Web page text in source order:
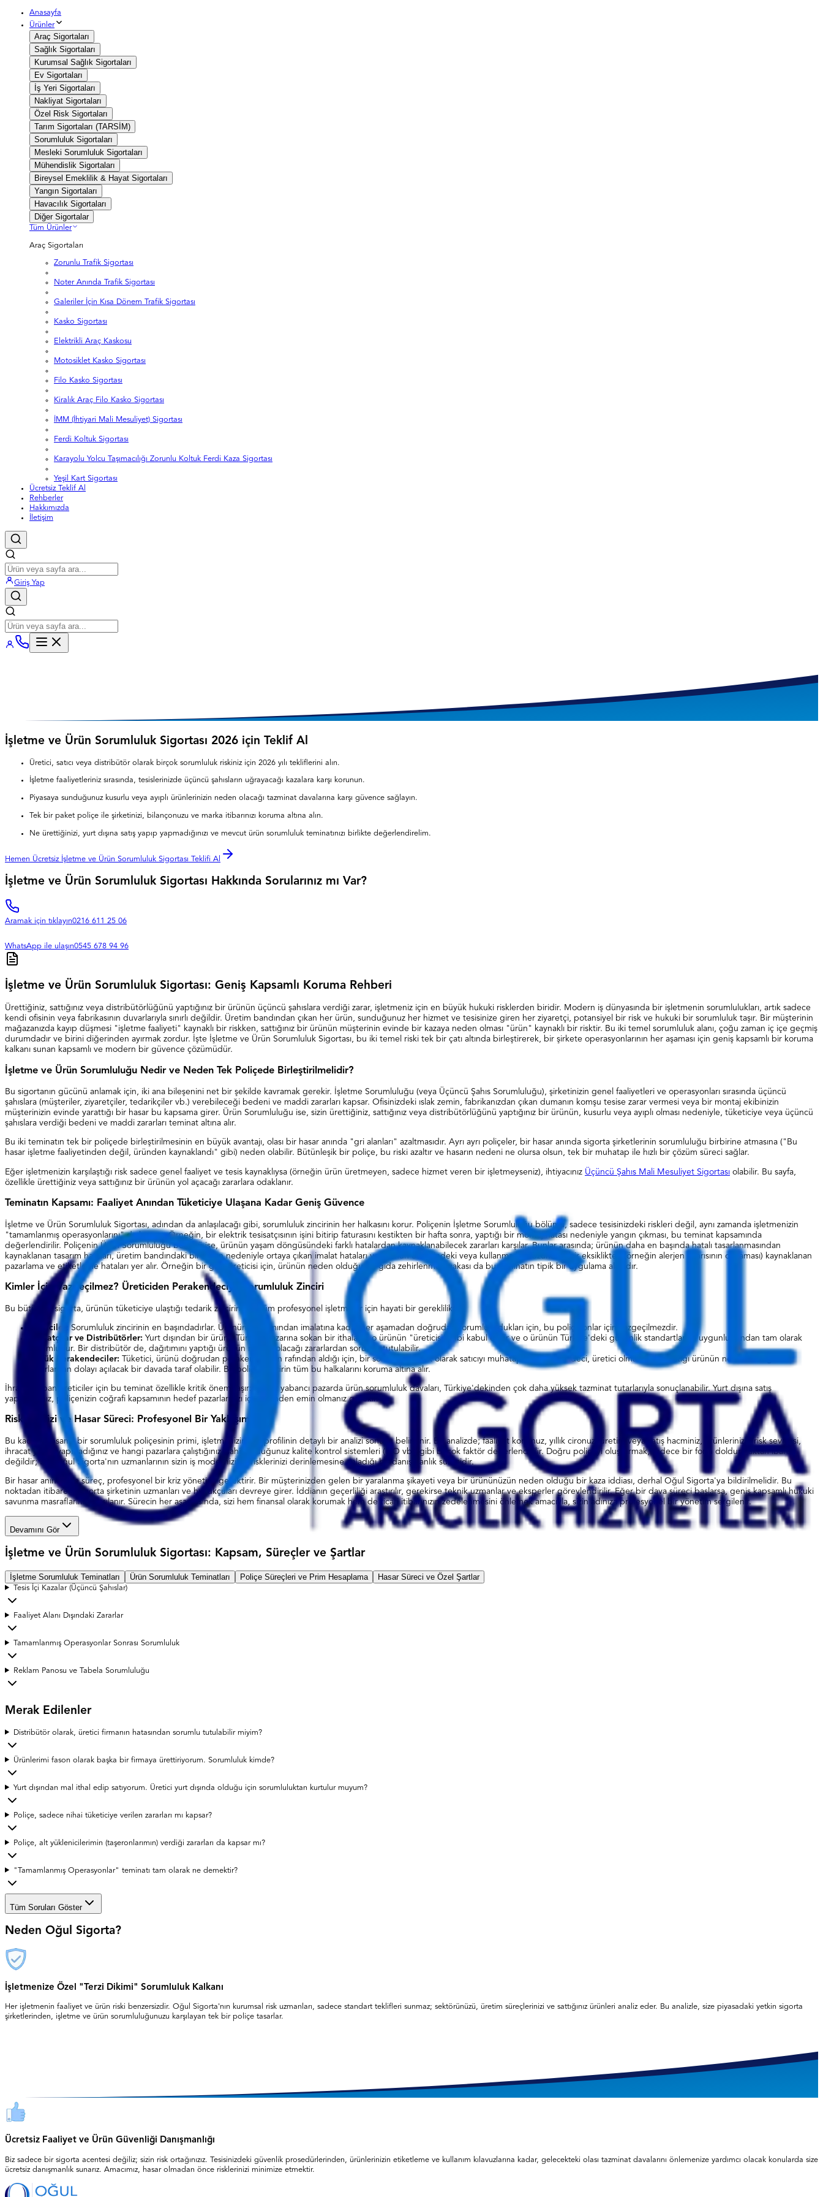
Anasayfa
Ürünler
Araç Sigortaları
Sağlık Sigortaları
Kurumsal Sağlık Sigortaları
Ev Sigortaları
İş Yeri Sigortaları
Nakliyat Sigortaları
Özel Risk Sigortaları
Tarım Sigortaları (TARSİM)
Sorumluluk Sigortaları
Mesleki Sorumluluk Sigortaları
Mühendislik Sigortaları
Bireysel Emeklilik & Hayat Sigortaları
Yangın Sigortaları
Havacılık Sigortaları
Diğer Sigortalar
Tüm Ürünler
Araç Sigortaları
Zorunlu Trafik Sigortası
Noter Anında Trafik Sigortası
Galeriler İçin Kısa Dönem Trafik Sigortası
Kasko Sigortası
Elektrikli Araç Kaskosu
Motosiklet Kasko Sigortası
Filo Kasko Sigortası
Kiralık Araç Filo Kasko Sigortası
İMM (İhtiyari Mali Mesuliyet) Sigortası
Ferdi Koltuk Sigortası
Karayolu Yolcu Taşımacılığı Zorunlu Koltuk Ferdi Kaza Sigortası
Yeşil Kart Sigortası
Ücretsiz Teklif Al
Rehberler
Hakkımızda
İletişim
Giriş Yap
İşletme ve Ürün Sorumluluk Sigortası 2026 için Teklif Al
Üretici, satıcı veya distribütör olarak birçok sorumluluk riskiniz için 2026 yılı tekliflerini alın.
İşletme faaliyetleriniz sırasında, tesislerinizde üçüncü şahısların uğrayacağı kazalara karşı korunun.
Piyasaya sunduğunuz kusurlu veya ayıplı ürünlerinizin neden olacağı tazminat davalarına karşı güvence sağlayın.
Tek bir paket poliçe ile şirketinizi, bilançonuzu ve marka itibarınızı koruma altına alın.
Ne ürettiğinizi, yurt dışına satış yapıp yapmadığınızı ve mevcut ürün sorumluluk teminatınızı birlikte değerlendirelim.
Hemen Ücretsiz İşletme ve Ürün Sorumluluk Sigortası Teklifi Al
İşletme ve Ürün Sorumluluk Sigortası Hakkında Sorularınız mı Var?
Aramak için tıklayın0216 611 25 06
WhatsApp ile ulaşın0545 678 94 96
İşletme ve Ürün Sorumluluk Sigortası: Geniş Kapsamlı Koruma Rehberi
Ürettiğiniz, sattığınız veya distribütörlüğünü yaptığınız bir ürünün üçüncü şahıslara verdiği zarar, işletmeniz için en büyük hukuki risklerden biridir. Modern iş dünyasında bir işletmenin sorumlulukları, artık sadece
kendi ofisinin veya fabrikasının duvarlarıyla sınırlı değildir. Üretim bandından çıkan her ürün, sunduğunuz her hizmet ve tesisinize giren her ziyaretçi, potansiyel bir risk ve hukuki bir sorumluluk taşır. Bir müşterinin
mağazanızda kayıp düşmesi "işletme faaliyeti" kaynaklı bir riskken, sattığınız bir ürünün müşterinin evinde bir kazaya neden olması "ürün" kaynaklı bir risktir. Bu iki temel sorumluluk alanı, çoğu zaman iç içe geçmiş
durumdadır ve birini diğerinden ayırmak zordur. İşte İşletme ve Ürün Sorumluluk Sigortası, bu iki temel riski tek bir çatı altında birleştirerek, bir şirkete operasyonlarının her aşaması için geniş kapsamlı bir koruma
kalkanı sunan kapsamlı ve modern bir güvence çözümüdür.
İşletme ve Ürün Sorumluluğu Nedir ve Neden Tek Poliçede Birleştirilmelidir?
Bu sigortanın gücünü anlamak için, iki ana bileşenini net bir şekilde kavramak gerekir. İşletme Sorumluluğu (veya Üçüncü Şahıs Sorumluluğu), şirketinizin genel faaliyetleri ve operasyonları sırasında üçüncü
şahıslara (müşteriler, ziyaretçiler, tedarikçiler vb.) verebileceği bedeni ve maddi zararları kapsar. Ofisinizdeki ıslak zemin, fabrikanızdan çıkan dumanın komşu tesise zarar vermesi veya bir montaj ekibinizin
müşterinizin evinde yarattığı bir hasar bu kapsama girer. Ürün Sorumluluğu ise, sizin ürettiğiniz, sattığınız veya distribütörlüğünü yaptığınız bir ürünün, kusurlu veya ayıplı olması nedeniyle, tüketiciye veya üçüncü
şahıslara verdiği bedeni ve maddi zararları teminat altına alır.
Bu iki teminatın tek bir poliçede birleştirilmesinin en büyük avantajı, olası bir hasar anında "gri alanları" azaltmasıdır. Ayrı ayrı poliçeler, bir hasar anında sigorta şirketlerinin sorumluluğu birbirine atmasına ("Bu
hasar işletme faaliyetinden değil, üründen kaynaklandı" gibi) neden olabilir. Bütünleşik bir poliçe, bu riski azaltır ve hasarın nedeni ne olursa olsun, tek bir muhatap ile hızlı bir çözüm süreci sağlar.
Eğer işletmenizin karşılaştığı risk sadece genel faaliyet ve tesis kaynaklıysa (örneğin ürün üretmeyen, sadece hizmet veren bir işletmeyseniz), ihtiyacınız Üçüncü Şahıs Mali Mesuliyet Sigortası olabilir. Bu sayfa,
özellikle ürettiğiniz veya sattığınız bir ürünün yol açacağı zararlara odaklanır.
Teminatın Kapsamı: Faaliyet Anından Tüketiciye Ulaşana Kadar Geniş Güvence
İşletme ve Ürün Sorumluluk Sigortası, adından da anlaşılacağı gibi, sorumluluk zincirinin her halkasını korur. Poliçenin İşletme Sorumluluğu bölümü, sadece tesisinizdeki riskleri değil, aynı zamanda işletmenizin
"tamamlanmış operasyonlarını" da kapsar. Örneğin, bir elektrik tesisatçısının işini bitirip faturasını kestikten bir hafta sonra, yaptığı bir montaj hatası nedeniyle yangın çıkması, bu teminat kapsamında
değerlendirilir. Poliçenin Ürün Sorumluluğu bölümü ise, ürünün yaşam döngüsündeki farklı hatalardan kaynaklanabilecek zararları karşılar. Bunlar arasında; ürünün daha en başında hatalı tasarlanmasından
kaynaklanan tasarım hataları, üretim bandındaki bir sorun nedeniyle ortaya çıkan imalat hataları ve ürünün etiketindeki veya kullanma kılavuzundaki bir eksiklikten (örneğin alerjen uyarısının olmaması) kaynaklanan
pazarlama ve etiketleme hataları yer alır. Örneğin bir gıda üreticisi için, ürünün neden olduğu bir gıda zehirlenmesi vakası da bu teminatın tipik bir uygulama alanıdır.
Kimler İçin Vazgeçilmez? Üreticiden Perakendeciye Sorumluluk Zinciri
Bu bütüncül sigorta, ürünün tüketiciye ulaştığı tedarik zincirindeki tüm profesyonel işletmeler için hayati bir gerekliliktir.
Üreticiler: Sorumluluk zincirinin en başındadırlar. Ürünün tasarımından imalatına kadar her aşamadan doğrudan sorumlu oldukları için, bu poliçe onlar için vazgeçilmezdir.
İthalatçılar ve Distribütörler: Yurt dışından bir ürünü Türkiye pazarına sokan bir ithalatçı, o ürünün "üreticisi" gibi kabul edilir ve o ürünün Türkiye'deki güvenlik standartlarına uygunluğundan tam olarak
sorumludur. Bir distribütör de, dağıtımını yaptığı ürünün neden olacağı zararlardan sorumlu tutulabilir.
Büyük Perakendeciler: Tüketici, ürünü doğrudan perakendecinin rafından aldığı için, bir sorun anında ilk olarak satıcıyı muhatap alır. Perakendeci, üretici olmasa bile, sattığı ürünün neden olduğu
zararlardan dolayı açılacak bir davada taraf olabilir. Bu poliçe, zincirin tüm bu halkalarını koruma altına alır.
İhracat yapan üreticiler için bu teminat özellikle kritik önem taşır: birçok yabancı pazarda ürün sorumluluk davaları, Türkiye'dekinden çok daha yüksek tazminat tutarlarıyla sonuçlanabilir. Yurt dışına satış
yapıyorsanız, poliçenizin coğrafi kapsamının hedef pazarlarınızı içerdiğinden emin olmanız gerekir.
Risk Analizi ve Hasar Süreci: Profesyonel Bir Yaklaşım
Bu kadar kapsamlı bir sorumluluk poliçesinin primi, işletmenizin risk profilinin detaylı bir analizi sonucu belirlenir. Bu analizde; faaliyet konunuz, yıllık cironuz, üretim veya satış hacminiz, ürünlerinizin risk seviyesi,
ihracat yapıp yapmadığınız ve hangi pazarlara çalıştığınız, sahip olduğunuz kalite kontrol sistemleri (ISO vb.) gibi birçok faktör değerlendirilir. Doğru poliçeyi oluşturmak, sadece bir form doldurmaktan ibaret
değildir; bu, Oğul Sigorta'nın uzmanlarının sizin iş modelinizi ve risklerinizi derinlemesine anladığı bir danışmanlık sürecidir.
Bir hasar anında ise süreç, profesyonel bir kriz yönetimi gerektirir. Bir müşterinizden gelen bir yaralanma şikayeti veya bir ürününüzün neden olduğu bir kaza iddiası, derhal Oğul Sigorta'ya bildirilmelidir. Bu
noktadan itibaren, sigorta şirketinin uzmanları ve hukukçuları devreye girer. İddianın geçerliliği araştırılır, gerekirse teknik uzmanlar ve eksperler görevlendirilir. Eğer bir dava süreci başlarsa, geniş kapsamlı hukuki
savunma masraflarınız karşılanır. Sürecin her aşamasında, sizi hem finansal olarak korumak hem de ticari itibarınızın zedelenmesini önlemek amacıyla, sizin adınıza profesyonel bir yönetim sergilenir.
Devamını Gör
İşletme ve Ürün Sorumluluk Sigortası: Kapsam, Süreçler ve Şartlar
İşletme Sorumluluk Teminatları Ürün Sorumluluk Teminatları Poliçe Süreçleri ve Prim Hesaplama Hasar Süreci ve Özel Şartlar
Tesis İçi Kazalar (Üçüncü Şahıslar)
Faaliyet Alanı Dışındaki Zararlar
Tamamlanmış Operasyonlar Sonrası Sorumluluk
Reklam Panosu ve Tabela Sorumluluğu
Merak Edilenler
Distribütör olarak, üretici firmanın hatasından sorumlu tutulabilir miyim?
Ürünlerimi fason olarak başka bir firmaya ürettiriyorum. Sorumluluk kimde?
Yurt dışından mal ithal edip satıyorum. Üretici yurt dışında olduğu için sorumluluktan kurtulur muyum?
Poliçe, sadece nihai tüketiciye verilen zararları mı kapsar?
Poliçe, alt yüklenicilerimin (taşeronlarımın) verdiği zararları da kapsar mı?
"Tamamlanmış Operasyonlar" teminatı tam olarak ne demektir?
Tüm Soruları Göster
Neden Oğul Sigorta?
İşletmenize Özel "Terzi Dikimi" Sorumluluk Kalkanı
Her işletmenin faaliyet ve ürün riski benzersizdir. Oğul Sigorta'nın kurumsal risk uzmanları, sadece standart teklifleri sunmaz; sektörünüzü, üretim süreçlerinizi ve sattığınız ürünleri analiz eder. Bu analizle, size piyasadaki yetkin sigorta
şirketlerinden, işletme ve ürün sorumluluğunuzu karşılayan tek bir poliçe tasarlar.
Ücretsiz Faaliyet ve Ürün Güvenliği Danışmanlığı
Biz sadece bir sigorta acentesi değiliz; sizin risk ortağınızız. Tesisinizdeki güvenlik prosedürlerinden, ürünlerinizin etiketleme ve kullanım kılavuzlarına kadar, gelecekteki olası tazminat davalarını önlemenize yardımcı olacak konularda size
ücretsiz danışmanlık sunarız. Amacımız, hasar olmadan önce risklerinizi minimize etmektir.